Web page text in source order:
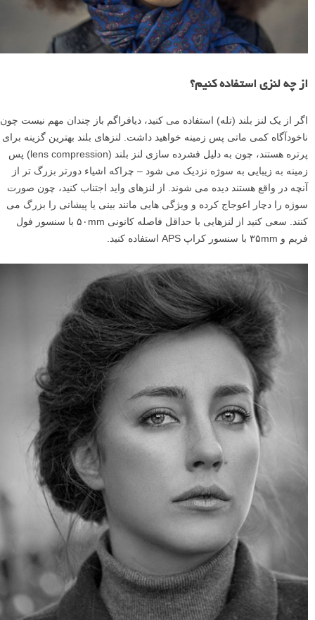
از چه لنزی استفاده کنیم؟
اگر از یک لنز بلند (تله) استفاده می کنید، دیافراگم باز چندان مهم نیست چون
ناخودآگاه کمی ماتی پس زمینه خواهید داشت. لنزهای بلند بهترین گزینه برای
پرتره هستند، چون به دلیل فشرده سازی لنز بلند (lens compression) پس
زمینه به زیبایی به سوژه نزدیک می شود – چراکه اشیاء دورتر بزرگ تر از
آنچه در واقع هستند دیده می شوند. از لنزهای واید اجتناب کنید، چون صورت
سوژه را دچار اعوجاج کرده و ویژگی هایی مانند بینی یا پیشانی را بزرگ می
کنند. سعی کنید از لنزهایی با حداقل فاصله کانونی ۵۰mm با سنسور فول
فریم و ۳۵mm با سنسور کراپ APS استفاده کنید.